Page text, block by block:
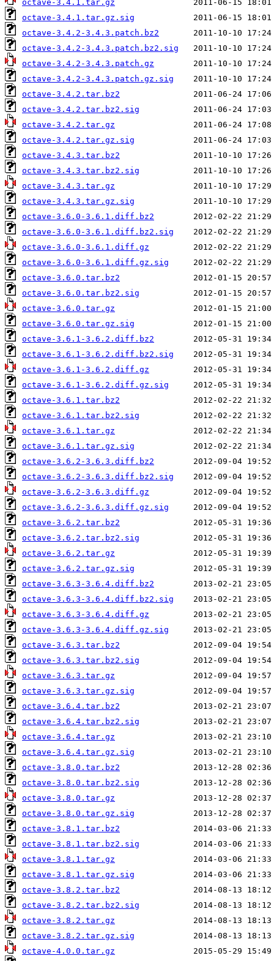
octave-3.4.1.tar.gz
octave-3.4.1.tar.gz.sig
octave-3.4.2-3.4.3.patch.bz2
octave-3.4.2-3.4.3.patch.bz2.sig
octave-3.4.2-3.4.3.patch.gz
octave-3.4.2-3.4.3.patch.gz.sig
octave-3.4.2.tar.bz2
octave-3.4.2.tar.bz2.sig
octave-3.4.2.tar.gz
octave-3.4.2.tar.gz.sig
octave-3.4.3.tar.bz2
octave-3.4.3.tar.bz2.sig
octave-3.4.3.tar.gz
octave-3.4.3.tar.gz.sig
octave-3.6.0-3.6.1.diff.bz2
octave-3.6.0-3.6.1.diff.bz2.sig
octave-3.6.0-3.6.1.diff.gz
octave-3.6.0-3.6.1.diff.gz.sig
octave-3.6.0.tar.bz2
octave-3.6.0.tar.bz2.sig
octave-3.6.0.tar.gz
octave-3.6.0.tar.gz.sig
octave-3.6.1-3.6.2.diff.bz2
octave-3.6.1-3.6.2.diff.bz2.sig
octave-3.6.1-3.6.2.diff.gz
octave-3.6.1-3.6.2.diff.gz.sig
octave-3.6.1.tar.bz2
octave-3.6.1.tar.bz2.sig
octave-3.6.1.tar.gz
octave-3.6.1.tar.gz.sig
octave-3.6.2-3.6.3.diff.bz2
octave-3.6.2-3.6.3.diff.bz2.sig
octave-3.6.2-3.6.3.diff.gz
octave-3.6.2-3.6.3.diff.gz.sig
octave-3.6.2.tar.bz2
octave-3.6.2.tar.bz2.sig
octave-3.6.2.tar.gz
octave-3.6.2.tar.gz.sig
octave-3.6.3-3.6.4.diff.bz2
octave-3.6.3-3.6.4.diff.bz2.sig
octave-3.6.3-3.6.4.diff.gz
octave-3.6.3-3.6.4.diff.gz.sig
octave-3.6.3.tar.bz2
octave-3.6.3.tar.bz2.sig
octave-3.6.3.tar.gz
octave-3.6.3.tar.gz.sig
octave-3.6.4.tar.bz2
octave-3.6.4.tar.bz2.sig
octave-3.6.4.tar.gz
octave-3.6.4.tar.gz.sig
octave-3.8.0.tar.bz2
octave-3.8.0.tar.bz2.sig
octave-3.8.0.tar.gz
octave-3.8.0.tar.gz.sig
octave-3.8.1.tar.bz2
octave-3.8.1.tar.bz2.sig
octave-3.8.1.tar.gz
octave-3.8.1.tar.gz.sig
octave-3.8.2.tar.bz2
octave-3.8.2.tar.bz2.sig
octave-3.8.2.tar.gz
octave-3.8.2.tar.gz.sig
octave-4.0.0.tar.gz